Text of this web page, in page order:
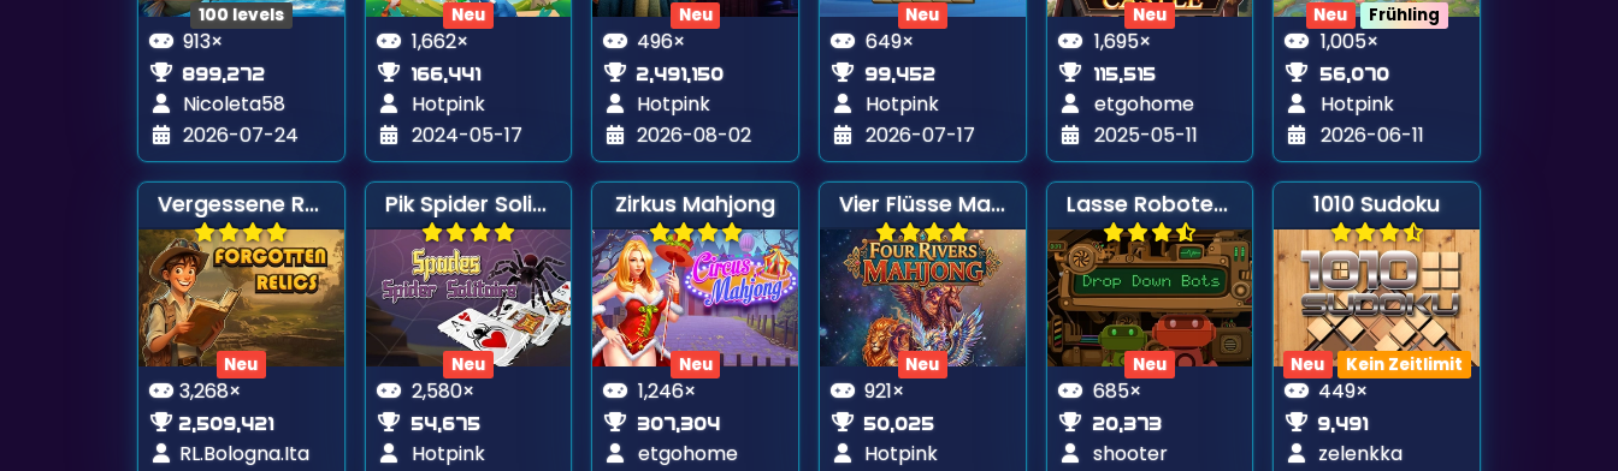
100 levels
913×
899,272
Nicoleta58
2026-07-24
Neu
1,662×
166,441
Hotpink
2024-05-17
Neu
496×
2,491,150
Hotpink
2026-08-02
Neu
649×
99,452
Hotpink
2026-07-17
Neu
1,695×
115,515
etgohome
2025-05-11
Neu Frühling
1,005×
56,070
Hotpink
2026-06-11
Vergessene Relikte
Neu
3,268×
2,509,421
RL.Bologna.Ita
Pik Spider Solitaire
Neu
2,580×
54,675
Hotpink
Zirkus Mahjong
Neu
1,246×
307,304
etgohome
Vier Flüsse Mahjong
Neu
921×
50,025
Hotpink
Lasse Roboter fallen
Neu
685×
20,373
shooter
1010 Sudoku
Neu Kein Zeitlimit
449×
9,491
zelenkka